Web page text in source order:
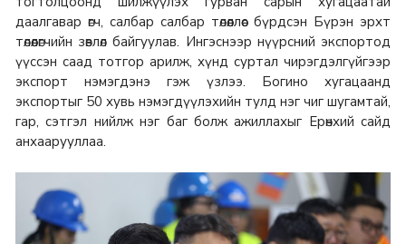
даалгавар өгч, салбар салбар төлөөллөөс бүрдсэн Бүрэн эрхт
төлөөлөгчийн зөвлөл байгуулав. Ингэснээр нүүрсний экспортод
үүссэн саад тотгор арилж, хүнд суртал чирэгдэлгүйгээр
экспорт нэмэгдэнэ гэж үзлээ. Богино хугацаанд
экспортыг 50 хувь нэмэгдүүлэхийн тулд нэг чиг шугамтай,
гар, сэтгэл нийлж нэг баг болж ажиллахыг Ерөнхий сайд
анхаарууллаа.